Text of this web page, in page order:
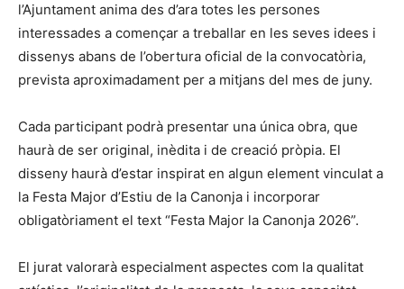
l’Ajuntament anima des d’ara totes les persones
interessades a començar a treballar en les seves idees i
dissenys abans de l’obertura oficial de la convocatòria,
prevista aproximadament per a mitjans del mes de juny.
Cada participant podrà presentar una única obra, que
haurà de ser original, inèdita i de creació pròpia. El
disseny haurà d’estar inspirat en algun element vinculat a
la Festa Major d’Estiu de la Canonja i incorporar
obligatòriament el text “Festa Major la Canonja 2026”.
El jurat valorarà especialment aspectes com la qualitat